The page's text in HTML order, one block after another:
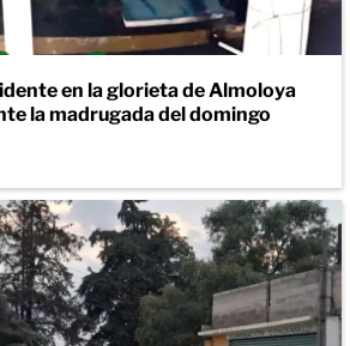
en la glorieta de Almoloya
la madrugada del domingo